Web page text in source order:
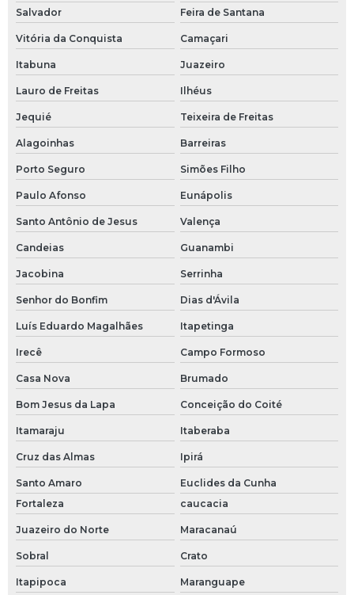
Salvador
Feira de Santana
Vitória da Conquista Camaçari
Itabuna Juazeiro
Lauro de Freitas Ilhéus
Jequié Teixeira de Freitas
Alagoinhas Barreiras
Porto Seguro Simões Filho
Paulo Afonso Eunápolis
Santo Antônio de Jesus Valença
Candeias Guanambi
Jacobina Serrinha
Senhor do Bonfim Dias d'Ávila
Luís Eduardo Magalhães Itapetinga
Irecê Campo Formoso
Casa Nova Brumado
Bom Jesus da Lapa Conceição do Coité
Itamaraju Itaberaba
Cruz das Almas Ipirá
Santo Amaro
Euclides da Cunha
Fortaleza
caucacia
Juazeiro do Norte Maracanaú
Sobral Crato
Itapipoca Maranguape